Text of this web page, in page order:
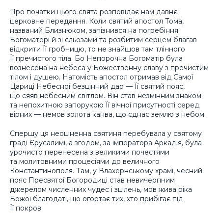
Про початки цього свята розповідає нам давнє
церковне передання. Коли святий апостол Тома,
названий Близнюком, запізнився на погребіння
Богоматері й зі сльозами та розбитим серцем благав
відкрити Її гробницю, то не знайшов там тлінного
Її пречистого тіла. Бо Непорочна Богоматір була
вознесена на небеса у Божественну славу з пречистим
тілом і душею. Натомість апостол отримав від Самої
Цариці Небесної безцінний дар — Її святий пояс,
що сяяв небесним світлом. Він став незмінним знаком
та непохитною запорукою Її вічної присутності серед
вірних — немов золота канва, що єднає землю з небом.
Спершу ця неоціненна святиня перебувала у святому
граді Єрусалимі, а згодом, за імператора Аркадія, була
урочисто перенесена з великими почестями
та молитовними процесіями до величного
Константинополя. Там, у Влахернському храмі, чесний
пояс Пресвятої Богородиці став невичерпним
джерелом численних чудес і зцілень, мов жива ріка
Божої благодаті, що огортає тих, хто прибігає під
Її покров.